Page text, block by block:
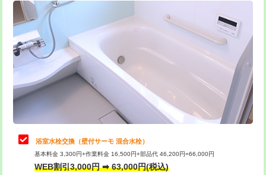
追加トーラー機使用/3m超え
カメラ調査 33,000円
桝清掃 8,800円
止水・漏水調査・防水処理・清掃・修
理・調整・分解・加工など（軽作業）
止水・漏水調査・防水処理・清掃・修
理・調整・分解・加工など（中作業）
22,000円
止水・漏水調査・防水処理・清掃・修
理・調整・分解・加工など（重作業）
33,000円
浴室水栓交換（壁付サーモ 混合水栓）
基本料金 3,300円+作業料金 16,500円+部品代 46,200円=66,000円
WEB割引3,000円 ➡ 63,000円(税込)